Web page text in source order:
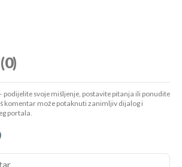
(0)
podijelite svoje mišljenje, postavite pitanja ili ponudite
komentar može potaknuti zanimljiv dijalog i
portala.